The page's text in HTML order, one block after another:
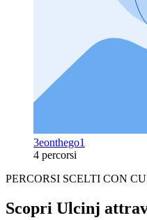
3eonthego1
4 percorsi
PERCORSI SCELTI CON
Scopri Ulcinj